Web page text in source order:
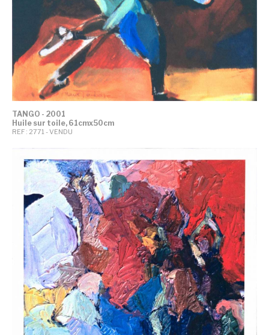
TANGO - 2001
Huile sur toile, 61cmx50cm
REF : 2771 - VENDU